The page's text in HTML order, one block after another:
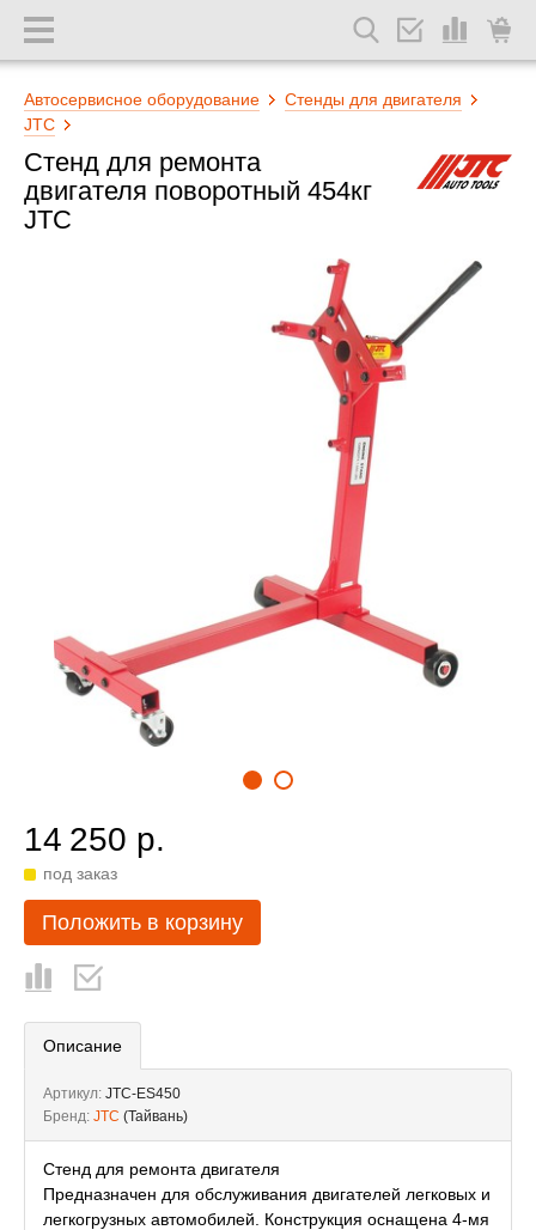
Автосервисное оборудование
Стенды для двигателя
JTC
Стенд для ремонта
двигателя поворотный 454кг
JTC
14 250 р.
под заказ
Положить в корзину
Описание
Артикул: JTC-ES450
Бренд: JTC (Тайвань)
Стенд для ремонта двигателя
Предназначен для обслуживания двигателей легковых и
легкогрузных автомобилей. Конструкция оснащена 4-мя